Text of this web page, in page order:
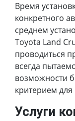
Время
конкретного
среднем
Toyota Land
проводиться
всегда
возможности
критерием для
Услуги